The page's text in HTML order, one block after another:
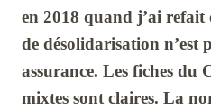
en 2018 quand j’ai refait
de désolidarisation n’est
assurance. Les fiches du
mixtes sont claires. La